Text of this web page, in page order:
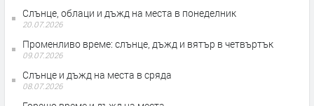
Слънце, облаци и дъжд на места в понеделник
20.07.2026
Променливо време: слънце, дъжд и вятър в четвъртък
09.07.2026
Слънце и дъжд на места в сряда
08.07.2026